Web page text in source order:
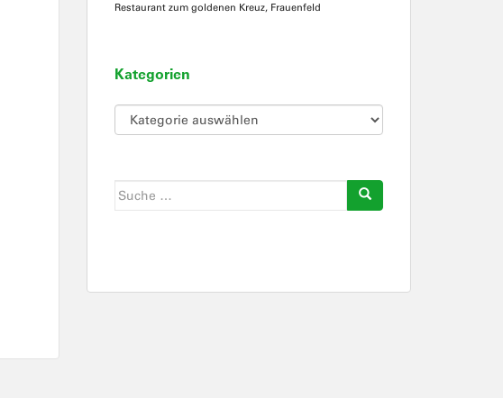
Restaurant zum goldenen Kreuz, Frauenfeld
Kategorien
Kategorien
Suche